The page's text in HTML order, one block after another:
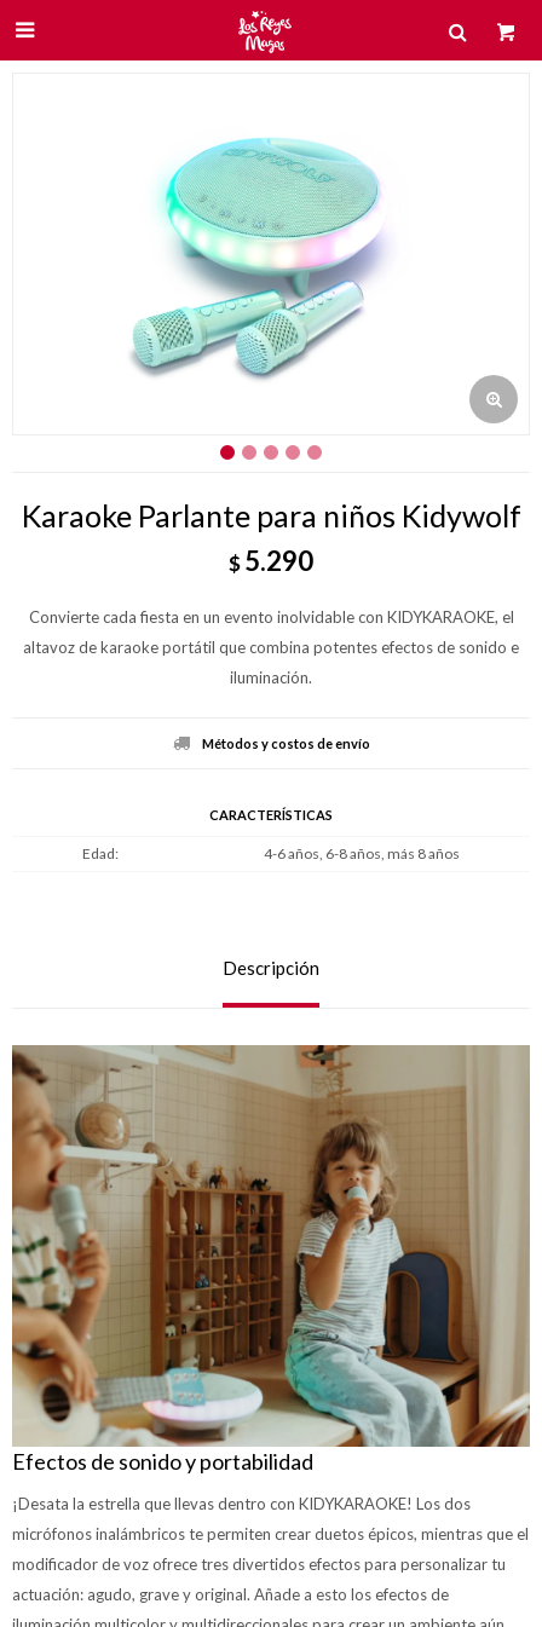

Karaoke Parlante para niños Kidywolf
$5.290
Convierte cada fiesta en un evento inolvidable con KIDYKARAOKE, el
altavoz de karaoke portátil que combina potentes efectos de sonido e
iluminación.
Métodos y costos de envío
CARACTERÍSTICAS
Edad 4-6 años, 6-8 años, más 8 años
Descripción
Efectos de sonido y portabilidad
¡Desata la estrella que llevas dentro con KIDYKARAOKE! Los dos
micrófonos inalámbricos te permiten crear duetos épicos, mientras que el
modificador de voz ofrece tres divertidos efectos para personalizar tu
actuación: agudo, grave y original. Añade a esto los efectos de